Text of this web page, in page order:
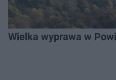
Wielka wyprawa w